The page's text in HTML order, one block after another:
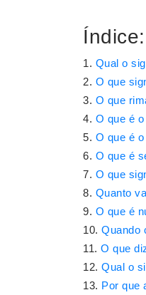
Índice:
Qual o
O que
O que
O que é
O que é
O que é
O que
Quanto
O que é
Quando
O que
Qual o
Por que